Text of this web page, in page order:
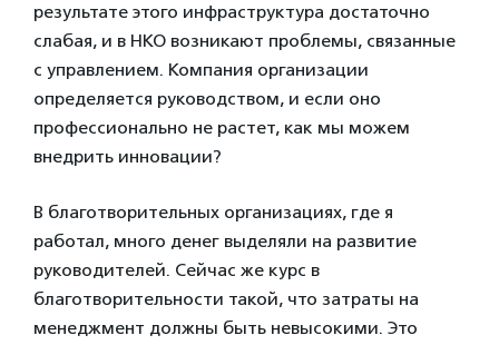
результате этого инфраструктура достаточно
слабая, и в НКО возникают проблемы, связанные
с управлением. Компания организации
определяется руководством, и если оно
профессионально не растет, как мы можем
внедрить инновации?
В благотворительных организациях, где я
работал, много денег выделяли на развитие
руководителей. Сейчас же курс в
благотворительности такой, что затраты на
менеджмент должны быть невысокими. Это